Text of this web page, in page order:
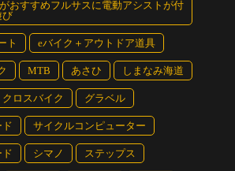
おすすめフルサスに電動アシストが付
び
ト eバイク＋アウトドア道具
MTB あさひ しまなみ海道
クロスバイク グラベル
サイクルコンピューター
シマノ ステップス